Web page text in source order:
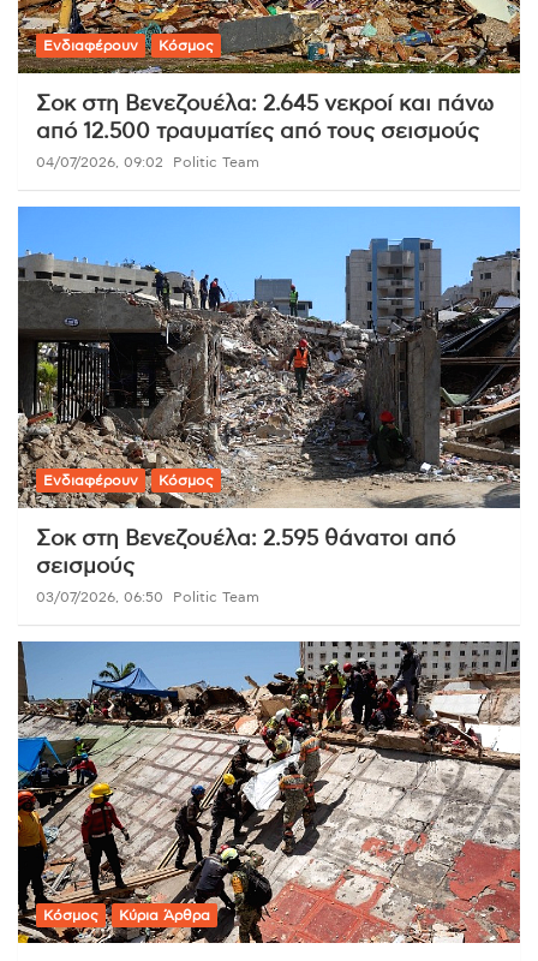
Ενδιαφέρουν Κόσμος
Σοκ στη Βενεζουέλα: 2.645 νεκροί και πάνω
από 12.500 τραυματίες από τους σεισμούς
04/07/2026, 09:02 Politic Team
Ενδιαφέρουν Κόσμος
Σοκ στη Βενεζουέλα: 2.595 θάνατοι από
σεισμούς
03/07/2026, 06:50 Politic Team
Κόσμος Κύρια Άρθρα